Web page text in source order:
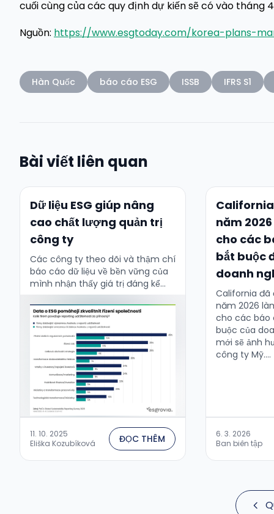
cuối cùng của các quy định dự kiến sẽ có vào tháng
Nguồn: https://www.esgtoday.com/korea-plans-
Hàn Quốc báo cáo ESG ISSB IFRS S1
Bài viết liên quan
Dữ liệu ESG giúp nâng
cao chất lượng quản trị
công ty
Các công ty theo dõi và thậm chí
báo cáo dữ liệu về bền vững của
mình nhận thấy giá trị đáng kể
của những dữ liệu này trong việc
…
11. 10. 2025
Eliška Kozubíková
ĐỌC THÊM
năm
cho các
bắt buộc
doanh
California đã
năm 2026
cho các báo
buộc của
mới sẽ ảnh
công ty Mỹ....
6. 3. 2026
Ban biên tập